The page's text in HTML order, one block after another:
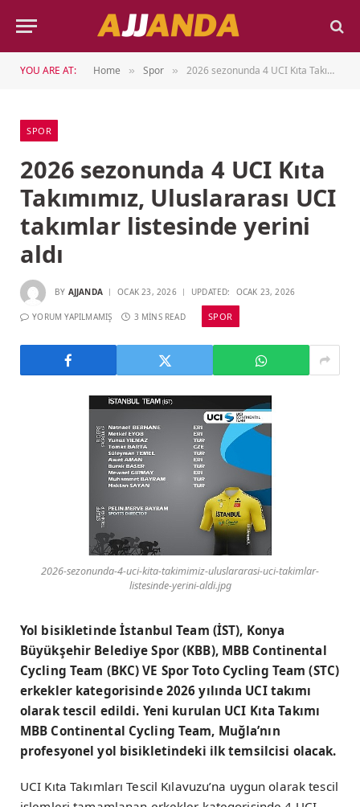
YOU ARE AT: Home » Spor » 2026 sezonunda 4 UCI Kıta Takımımız, Uluslararası UCI takımlar listesinde yerini aldı
SPOR
2026 sezonunda 4 UCI Kıta
Takımımız, Uluslararası UCI
takımlar listesinde yerini
aldı
BY AJJANDA OCAK 23, 2026 UPDATED: OCAK 23, 2026
YORUM YAPILMAMIŞ 3 MINS READ SPOR
2026-sezonunda-4-uci-kita-takimimiz-uluslararasi-uci-takimlar-
listesinde-yerini-aldi.jpg
Yol bisikletinde İstanbul Team (İST), Konya
Büyükşehir Belediye Spor (KBB), MBB Continental
Cycling Team (BKC) VE Spor Toto Cycling Team (STC)
erkekler kategorisinde 2026 yılında UCI takımı
olarak tescil edildi. Yeni kurulan UCI Kıta Takımı
MBB Continental Cycling Team, Muğla’nın
profesyonel yol bisikletindeki ilk temsilcisi olacak.
UCI Kıta Takımları Tescil Kılavuzu’na uygun olarak tescil